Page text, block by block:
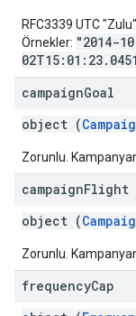
RFC3339 UTC
Örnekler: "2014-
campaignGoal
object (
Zorunlu.
campaignFlight
object (
Zorunlu.
frequencyCap